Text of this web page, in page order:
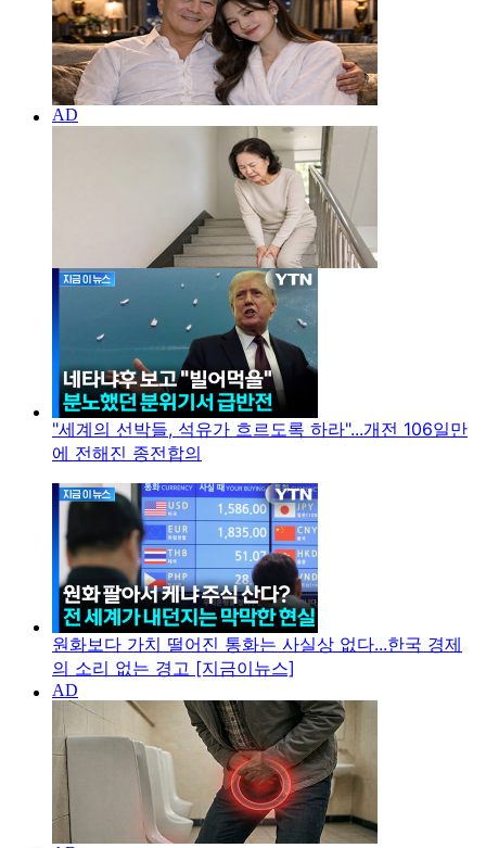
"세계의 선박들, 석유가 흐르도록 하라"...개전 106일만
에 전해진 종전합의
원화보다 가치 떨어진 통화는 사실상 없다...한국 경제
의 소리 없는 경고 [지금이뉴스]